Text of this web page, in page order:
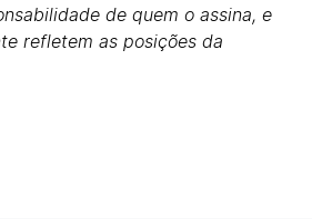
de quem o assina, e
refletem as posições da